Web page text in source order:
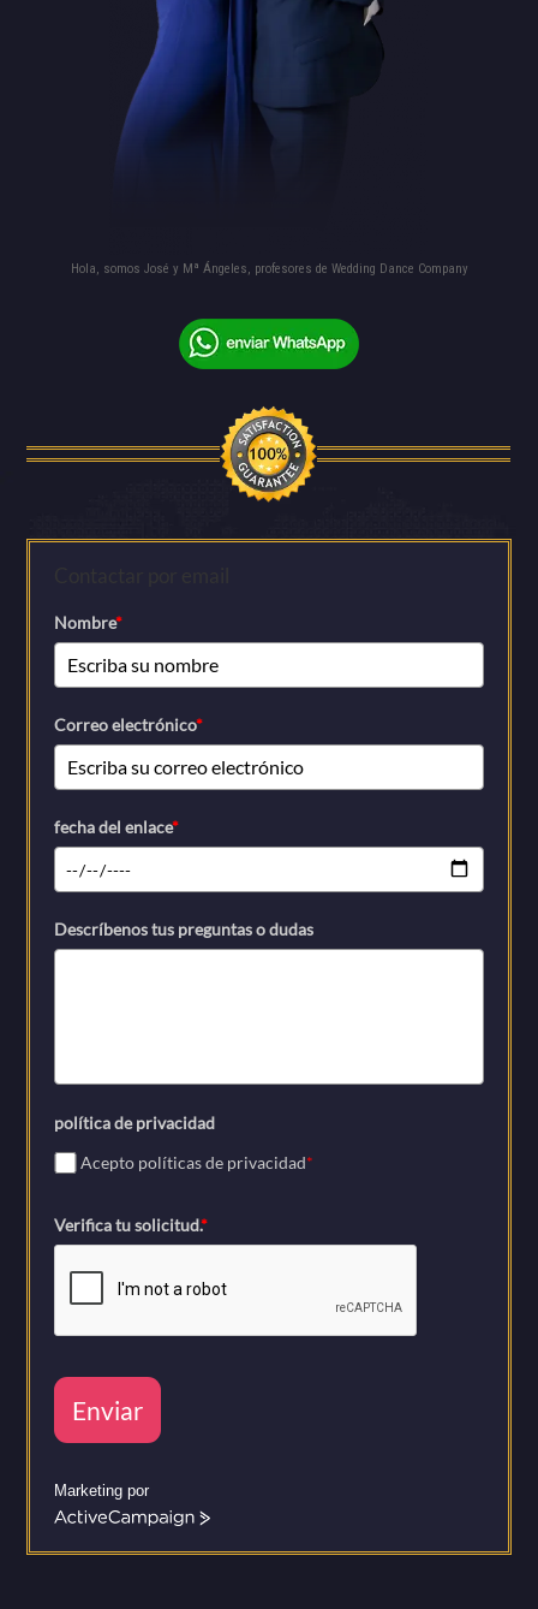
Hola, somos José y Mª Ángeles, profesores de Wedding Dance Company
Nombre*
Correo electrónico*
fecha del enlace*
Descríbenos tus preguntas o dudas
política de privacidad
Acepto políticas de privacidad*
Verifica tu solicitud.*
Enviar
Marketing por
A